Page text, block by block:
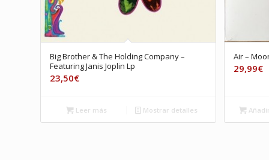
Big Brother & The Holding Company –
Featuring Janis Joplin Lp
23,50€
Leer más Mostrar detalles
Air –
29,99€